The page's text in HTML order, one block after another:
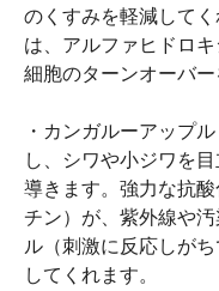
のくすみを軽減して
は、アルファヒドロ
細胞のターンオーバー
・カンガルーアップ
し、シワや小ジワを
導きます。強力な抗
チン）が、紫外線や
ル（刺激に反応しが
してくれます。